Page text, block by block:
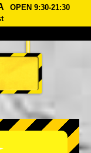
OPEN 9:30-21:30
Preços